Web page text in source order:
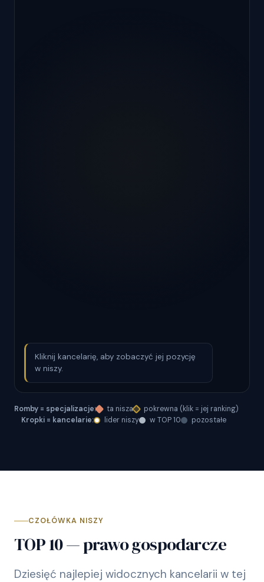
Kliknij kancelarię, aby zobaczyć jej pozycję
w niszy.
Romby = specjalizacje: ta nisza
pokrewna (klik = jej ranking)
Kropki = kancelarie:
lider niszy w TOP 10 pozostałe
CZOŁÓWKA NISZY
TOP 10 — prawo gospodarcze
Dziesięć najlepiej widocznych kancelarii w tej